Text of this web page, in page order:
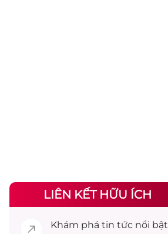
LIÊN KẾT HỮU ÍCH
Khám phá tin tức nổi bật